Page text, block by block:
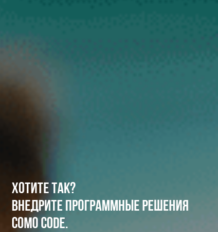
ХОТИТЕ ТАК?
ВНЕДРИТЕ ПРОГРАММНЫЕ РЕШЕНИЯ
COMO CODE.